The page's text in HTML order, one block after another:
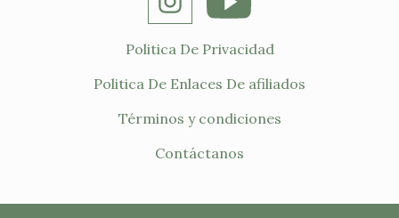
Politica De Privacidad
Politica De Enlaces De afiliados
Términos y condiciones
Contáctanos